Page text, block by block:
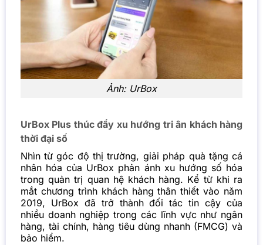
Ảnh: UrBox
UrBox Plus thúc đẩy xu hướng tri ân khách hàng
thời đại số
Nhìn từ góc độ thị trường, giải pháp quà tặng cá
nhân hóa của UrBox phản ánh xu hướng số hóa
trong quản trị quan hệ khách hàng. Kể từ khi ra
mắt chương trình khách hàng thân thiết vào năm
2019, UrBox đã trở thành đối tác tin cậy của
nhiều doanh nghiệp trong các lĩnh vực như ngân
hàng, tài chính, hàng tiêu dùng nhanh (FMCG) và
bảo hiểm.